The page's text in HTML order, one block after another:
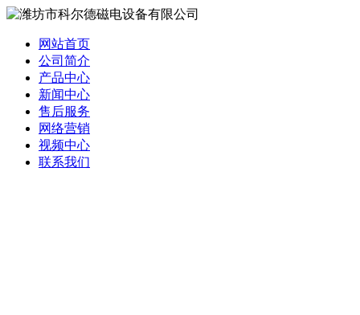
网站首页
公司简介
产品中心
新闻中心
售后服务
网络营销
视频中心
联系我们